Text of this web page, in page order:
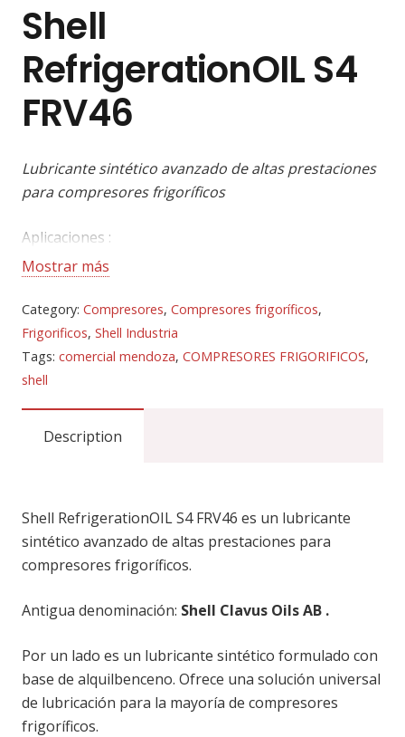
Shell
RefrigerationOIL S4
FRV46
Lubricante sintético avanzado de altas prestaciones
para compresores frigoríficos
Aplicaciones :
Shell Refrigeration Oil S4 FR-V cumple las
especificaciones marcadas por DIN 51503 KAA y
Envases : 20 L y 209 L
Mostrar más
Category: Compresores, Compresores frigoríficos,
Frigorificos, Shell Industria
Tags: comercial mendoza, COMPRESORES FRIGORIFICOS,
shell
Description
Shell RefrigerationOIL S4 FRV46 es un lubricante
sintético avanzado de altas prestaciones para
compresores frigoríficos.
Antigua denominación: Shell Clavus Oils AB .
Por un lado es un lubricante sintético formulado con
base de alquilbenceno. Ofrece una solución universal
de lubricación para la mayoría de compresores
frigoríficos.